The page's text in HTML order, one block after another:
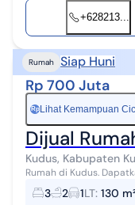
+628213...
Rumah Siap Huni
Rp 700 Juta
RpLihat Kemampuan
Dijual
Kudus, Kabupaten
Rumah di Kudus. Dapatkan rumah 2 lantai yang nyaman ini, dijual
dengan pemandangan
lingkungan hunian.
3 2 1LT: 130